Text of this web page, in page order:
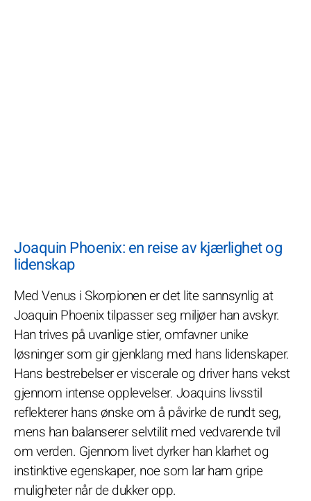
Joaquin Phoenix: en reise av kjærlighet og
lidenskap
Med Venus i Skorpionen er det lite sannsynlig at
Joaquin Phoenix tilpasser seg miljøer han avskyr.
Han trives på uvanlige stier, omfavner unike
løsninger som gir gjenklang med hans lidenskaper.
Hans bestrebelser er viscerale og driver hans vekst
gjennom intense opplevelser. Joaquins livsstil
reflekterer hans ønske om å påvirke de rundt seg,
mens han balanserer selvtilit med vedvarende tvil
om verden. Gjennom livet dyrker han klarhet og
instinktive egenskaper, noe som lar ham gripe
muligheter når de dukker opp.